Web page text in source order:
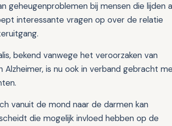
geheugenproblemen bij mensen die lijden
interessante vragen op over de relatie
bekend vanwege het veroorzaken van
is nu ook in verband gebracht
vanuit de mond naar de darmen kan
die mogelijk invloed hebben op de